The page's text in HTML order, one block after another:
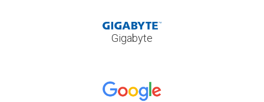
Gigabyte